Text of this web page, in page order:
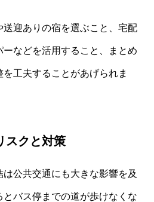
迎ありの宿を選ぶこと、宅配
などを活用すること、まとめ
工夫することがあげられま
スクと対策
公共交通にも大きな影響を及
バス停までの道が歩けなくな